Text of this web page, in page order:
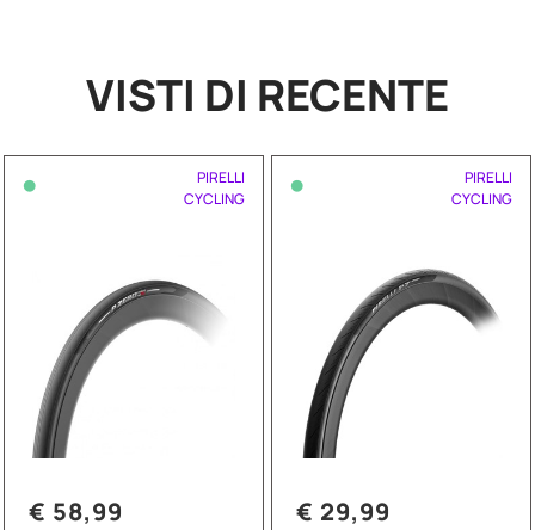
VISTI DI RECENTE
•
PIRELLI
CYCLING
€ 58,99
•
PIRELLI
CYCLING
€ 29,99